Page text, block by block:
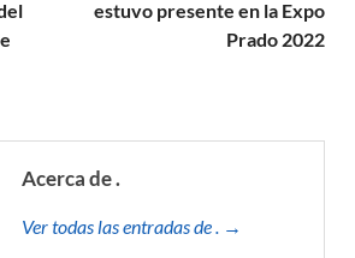
estuvo presente en la Expo
Prado 2022
Acerca de .
Ver todas las entradas de . →